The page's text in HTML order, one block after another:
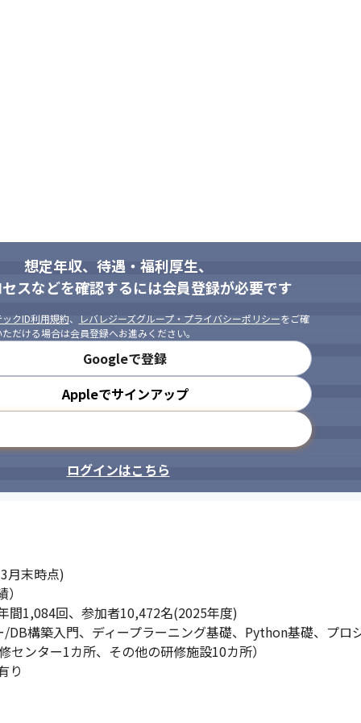
想定年収、待遇・福利厚生、
スなどを確認するには会員登録が必要です
クID利用規約、 レバレジーズグループ・プライバシーポリシーをご確
だける場合は会員登録へお進みください。
Googleで登録
Appleでサインアップ
ログインはこちら
月末時点)
1,084回、参加者10,472名(2025年度)
構築入門、ディープラーニング基礎、Python基礎、プロ
ンター1カ所、その他の研修施設10カ所）
り